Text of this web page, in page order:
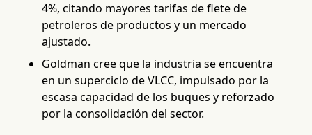
4%, citando mayores tarifas de flete de
petroleros de productos y un mercado
ajustado.
Goldman cree que la industria se encuentra
en un superciclo de VLCC, impulsado por la
escasa capacidad de los buques y reforzado
por la consolidación del sector.